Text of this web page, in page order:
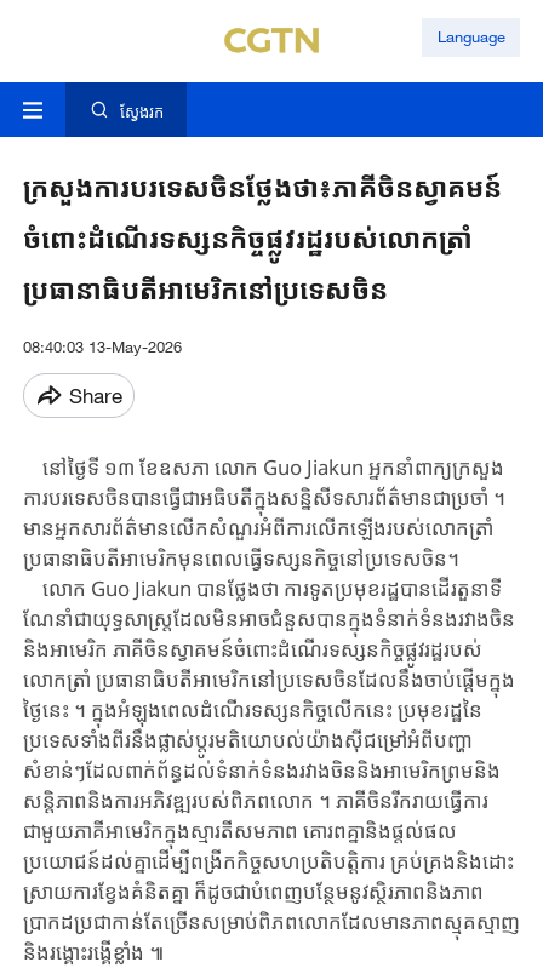
Language
ស្វែងរក
ក្រសួងការបរទេសចិនថ្លែងថា៖ភាគីចិនស្វាគមន៍
ចំពោះដំណើរទស្សនកិច្ចផ្លូវរដ្ឋរបស់លោកត្រាំ
ប្រធានាធិបតីអាមេរិកនៅប្រទេសចិន
08:40:03 13-May-2026
Share
នៅថ្ងៃទី ​១៣ ​ខែឧសភា ​លោក ​Guo ​Jiakun ​អ្នកនាំពាក្យក្រសួង
ការបរទេសចិន​បាន​ធ្វើ​ជា​អធិបតី​ក្នុង​សន្និសីទសារព័ត៌មានជាប្រចាំ ​។ ​
មាន​អ្នកសារព័ត៌មាន​លើកសំណួរ​អំពី​ការ​លើក​ឡើង​របស់​លោកត្រាំ ​
ប្រធានាធិបតីអាមេរិក​មុនពេល​ធ្វើ​ទស្សនកិច្ច​នៅ​ប្រទេសចិន។
លោក ​Guo ​Jiakun ​បានថ្លែងថា ​ការទូត​ប្រមុខរដ្ឋ​បាន​ដើរតួនាទី
ណែនាំ​ជាយុទ្ធសាស្ត្រ​ដែល​មិនអាច​ជំនួសបាន​ក្នុង​ទំនាក់ទំនងរវាង​ចិន​
និង​អាមេរិក ​ភាគីចិន​ស្វាគមន៍​ចំពោះ​ដំណើរ​ទស្សនកិច្ចផ្លូវរដ្ឋ​របស់​
លោកត្រាំ ​ប្រធានាធិបតីអាមេរិក​នៅប្រទេសចិន​ដែល​នឹង​ចាប់​ផ្តើម​ក្នុង​
ថ្ងៃនេះ ​។ ​ក្នុងអំឡុងពេលដំណើរទស្សនកិច្ច​លើក​នេះ ​ប្រមុខរដ្ឋនៃ​
ប្រទេសទាំងពីរ​នឹង​ផ្លាស់​ប្តូរ​មតិ​យោបល់​យ៉ាងស៊ីជម្រៅ​អំពី​បញ្ហា​
សំខាន់ៗ​ដែល​ពាក់​ព័ន្ធ​ដល់​ទំនាក់ទំនង​រវាង​ចិន​និង​អាមេរិក​ព្រម​និង​
សន្តិភាព​និង​ការ​អភិវឌ្ឍ​របស់​ពិភព​លោក ​។ ​ភាគី​ចិន​រីករាយ​ធ្វើការ​
ជាមួយ​ភាគីអាមេរិក​ក្នុង​ស្មារតី​សមភាព ​គោរព​គ្នា​និង​ផ្តល់​ផល​
ប្រយោជន៍​ដល់គ្នា​ដើម្បី​ពង្រីក​កិច្ច​សហ​ប្រតិបត្តិការ ​គ្រប់គ្រង​និង​ដោះ​
ស្រាយ​ការខ្វែង​គំនិត​គ្នា ​ក៏ដូចជា​បំពេញបន្ថែម​នូវ​ស្ថិរភាព​និង​ភាព
ប្រាកដ​ប្រជា​កាន់​តែ​ច្រើន​សម្រាប់​ពិភព​លោក​ដែលមាន​ភាពស្មុគស្មាញ​
និង​រង្គោះរង្គើខ្លាំង ​៕​